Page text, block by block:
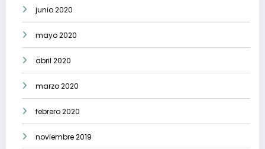
junio 2020
mayo 2020
abril 2020
marzo 2020
febrero 2020
noviembre 2019